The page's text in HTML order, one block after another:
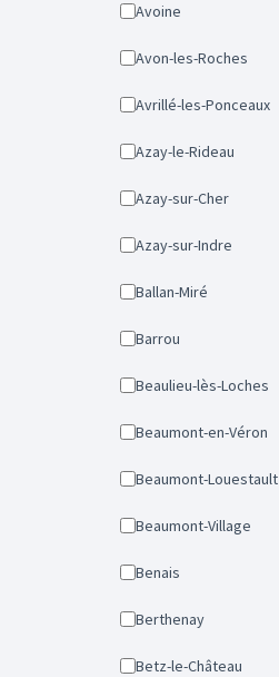
Avoine
Avon-les-Roches
Avrillé-les-Ponceaux
Azay-le-Rideau
Azay-sur-Cher
Azay-sur-Indre
Ballan-Miré
Barrou
Beaulieu-lès-Loches
Beaumont-en-Véron
Beaumont-Louestault
Beaumont-Village
Benais
Berthenay
Betz-le-Château